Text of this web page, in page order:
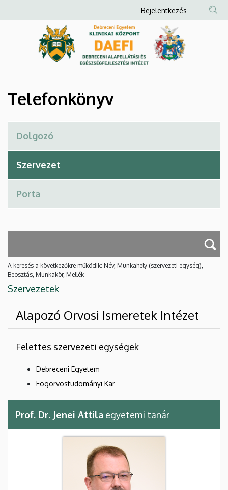
Debreceni
és
Egészségfejlesztési
Intézet
a
Anonim
Felhasználói
fiók
menüje
Bejelentkezés
Telefonkönyv
A keresés a következőkre működik: Név, Munkahely (szervezeti egység),
Beosztás, Munkakör, Mellék
Szervezetek
Alapozó Orvosi Ismeretek Intézet
Felettes szervezeti egységek
Debreceni Egyetem
Fogorvostudományi Kar
Prof. Dr. Jenei Attila egyetemi tanár